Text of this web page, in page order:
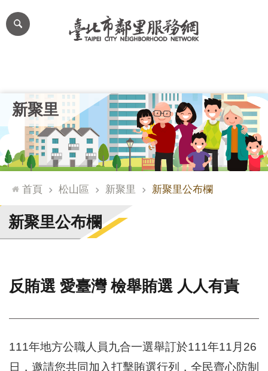
跳到主要內容區塊
網
站
台
通
臺
北
市
門
整
檢
索
系
新聚里
首頁 松山區 新聚里 新聚里公布欄
新聚里公布欄
反賄選 愛臺灣 檢舉賄選 人人有責
111年地方公職人員九合一選舉訂於111年11月26
日，邀請您共同加入打擊賄選行列，全民齊心防制